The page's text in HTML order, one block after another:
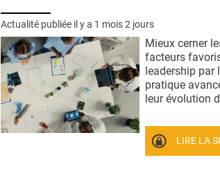
Actualité publiée il y a 1 mois 2 jours
Mieux cerner
facteurs
leadership par
pratique
leur évolution
LIRE LA